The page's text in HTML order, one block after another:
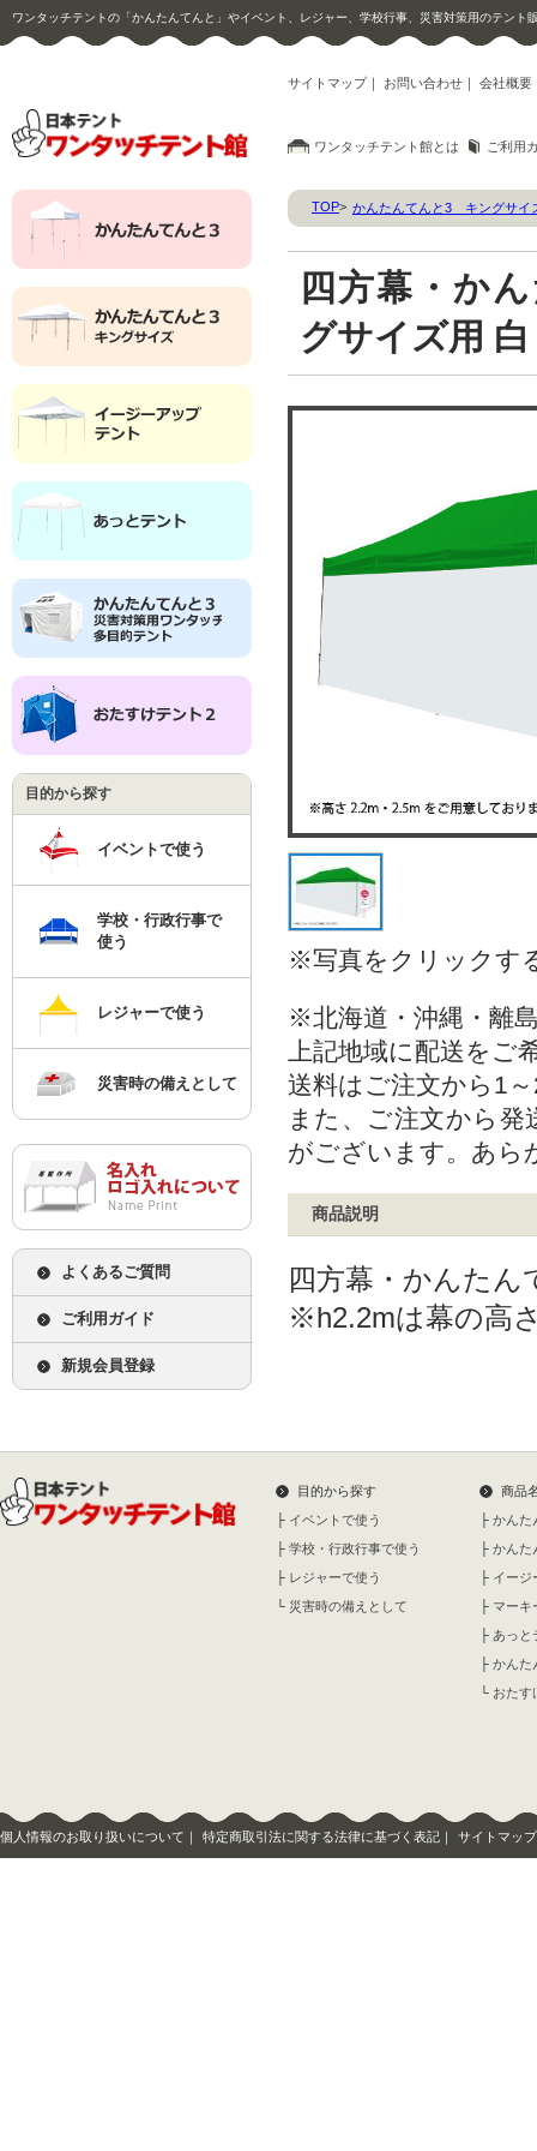
ワンタッチテントの「かんたんてんと」やイベント、レジャー、学校行事、災害対策用のテント
サイトマップ｜ お問い合わせ ｜ 会社概要
ワンタッチテント館とは ご利用
目的から探す
イベントで使う
学校・行政行事で
使う
レジャーで使う
災害時の備えとして
よくあるご質問
ご利用ガイド
新規会員登録
TOP> かんたんてんと3 キングサイ
四方幕・か
グサイズ用 白
※写真をクリックす
※北海道・沖縄・離
上記地域に配送を
送料はご注文から1
また、ご注文から
がございます。あら
商品説明
四方幕・かんたん
※h2.2mは幕の高
目的から探す
├ イベントで使う
├ 学校・行政行事で使う
├ レジャーで使う
└ 災害時の備えとして
商品
├ かんた
├ かんた
├ イージ
├ マーキ
├ あっと
├ かんた
└ おたす
個人情報のお取り扱いについて ｜ 特定商取引法に関する法律に基づく表記 ｜ サイトマップ